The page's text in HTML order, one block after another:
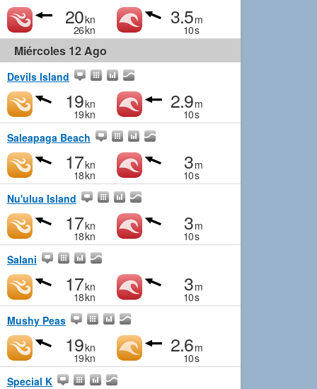
20kn
26kn
3.5m
10s
Miércoles 12 Ago
Devils Island
19kn
19kn
2.9m
10s
Saleapaga Beach
17kn
18kn
3m
10s
Nu'ulua Island
17kn
18kn
3m
10s
Salani
17kn
18kn
3m
10s
Mushy Peas
19kn
19kn
2.6m
10s
Special K